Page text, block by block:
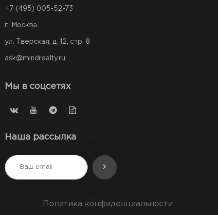
+7 (495) 005-52-73
г. Москва
ул. Тверская, д. 12, стр. 8
ask@mindrealty.ru
Мы в соцсетях
Наша рассылка
Политика конфиденциальности